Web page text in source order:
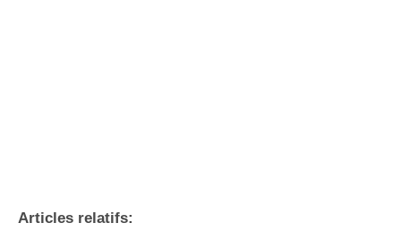
Articles relatifs: